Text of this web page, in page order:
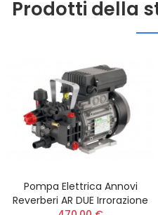
Prodotti della
Pompa Elettrica Annovi
Reverberi AR DUE Irrorazione